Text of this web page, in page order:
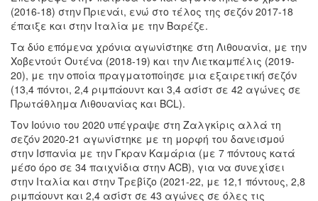
(2016-18) στην Πριενάι, ενώ στο τέλος της σεζόν 2017-18
έπαιξε και στην Ιταλία με την Βαρέζε.
Τα δύο επόμενα χρόνια αγωνίστηκε στη Λιθουανία, με την
Χοβεντούτ Ουτένα (2018-19) και την Λιετκαμπέλις (2019-
20), με την οποία πραγματοποίησε μια εξαιρετική σεζόν
(13,4 πόντοι, 2,4 ριμπάουντ και 3,4 ασίστ σε 42 αγώνες σε
Πρωτάθλημα Λιθουανίας και BCL).
Τον Ιούνιο του 2020 υπέγραψε στη Ζαλγκίρις αλλά τη
σεζόν 2020-21 αγωνίστηκε με τη μορφή του δανεισμού
στην Ισπανία με την Γκραν Καμάρια (με 7 πόντους κατά
μέσο όρο σε 34 παιχνίδια στην ACB), για να συνεχίσει
στην Ιταλία και στην Τρεβίζο (2021-22, με 12,1 πόντους, 2,8
ριμπάουντ και 2,4 ασίστ σε 43 αγώνες σε όλες τις